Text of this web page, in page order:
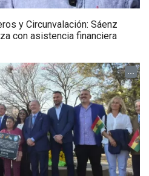
y Circunvalación: Sáenz
con asistencia financiera
...